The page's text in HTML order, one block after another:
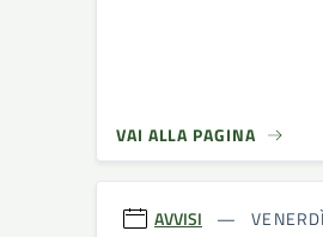
VAI ALLA PAGINA
AVVISI